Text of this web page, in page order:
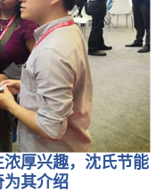
厚兴趣，沈氏节能
为其介绍